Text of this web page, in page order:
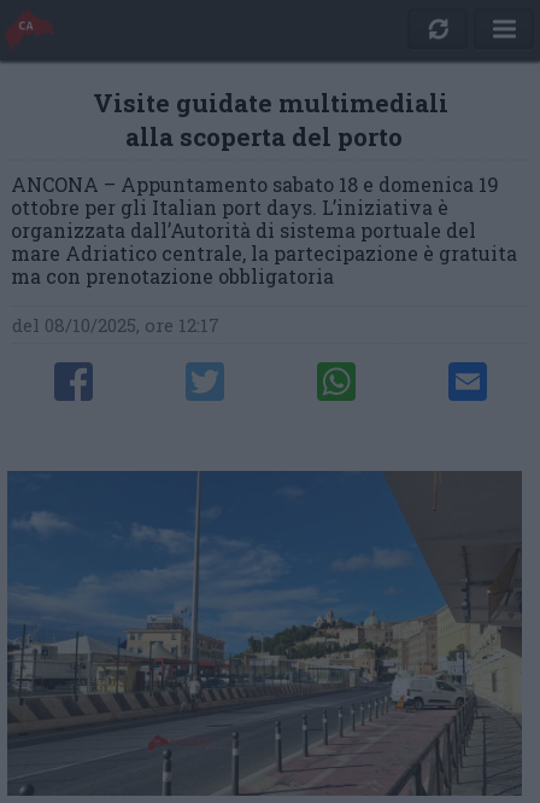
Visite guidate multimediali
alla scoperta del porto
ANCONA – Appuntamento sabato 18 e domenica 19
ottobre per gli Italian port days. L’iniziativa è
organizzata dall’Autorità di sistema portuale del
mare Adriatico centrale, la partecipazione è gratuita
ma con prenotazione obbligatoria
del 08/10/2025, ore 12:17